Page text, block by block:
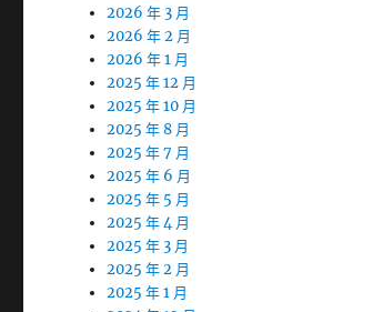
2026 年 3 月
2026 年 2 月
2026 年 1 月
2025 年 12 月
2025 年 10 月
2025 年 8 月
2025 年 7 月
2025 年 6 月
2025 年 5 月
2025 年 4 月
2025 年 3 月
2025 年 2 月
2025 年 1 月